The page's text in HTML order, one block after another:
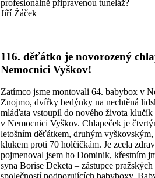
profesionálně připravenou tuneláž?
Jiří Žáček
116. děťátko je novorozený
Nemocnici Vyškov!
Zatímco jsme montovali 64. babybox v
Znojmo, dvířky bedýnky na nechtěná
mláďata vstoupil do nového života klučík
v Nemocnici Vyškov. Chlapeček je
letošním děťátkem, druhým vyškovským,
klukem proti 70 holčičkám. Je zcela
pojmenoval jsem ho Dominik, křestním
syna Borise Deketa – zástupce pražských